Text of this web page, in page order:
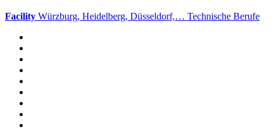
Facility Würzburg, Heidelberg, Düsseldorf,… Technische Berufe